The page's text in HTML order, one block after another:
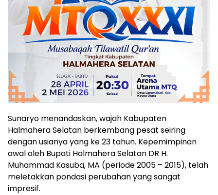
Sunaryo menandaskan, wajah Kabupaten
Halmahera Selatan berkembang pesat seiring
dengan usianya yang ke 23 tahun. Kepemimpinan
awal oleh Bupati Halmahera Selatan DR H.
Muhammad Kasuba, MA (periode 2005 – 2015), telah
meletakkan pondasi perubahan yang sangat
impresif.